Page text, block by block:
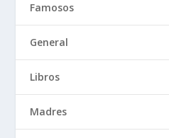
Famosos
General
Libros
Madres